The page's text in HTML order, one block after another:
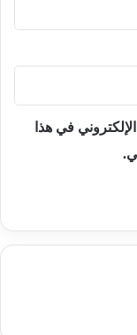
في هذا